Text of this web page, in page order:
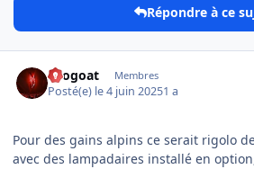
Répondre à ce
Leogoat Membres
Posté(e) le 4 juin 20251 a
Pour des gains alpins ce serait rigolo
avec des lampadaires installé en